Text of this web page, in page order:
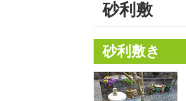
砂利敷
砂利敷き